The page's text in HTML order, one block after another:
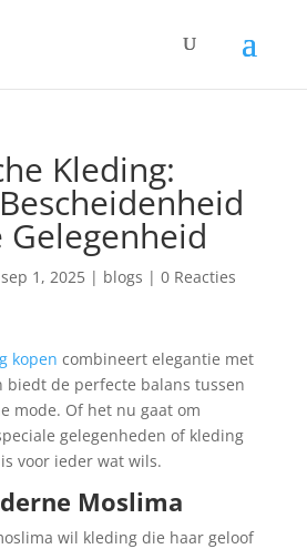
Kleding:
Gelegenheid
sep 1, 2025| blogs | 0 Reacties
kopen combineert elegantie met
biedt de perfecte balans tussen
mode. Of het nu gaat om
gelegenheden of kleding
voor ieder wat wils.
Moslima
wil kleding die haar geloof